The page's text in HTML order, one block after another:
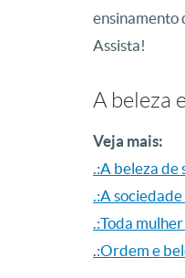
ensinamento
Assista!
A beleza
Veja mais:
.:A beleza de
.:A
.:Toda
.:Ordem e